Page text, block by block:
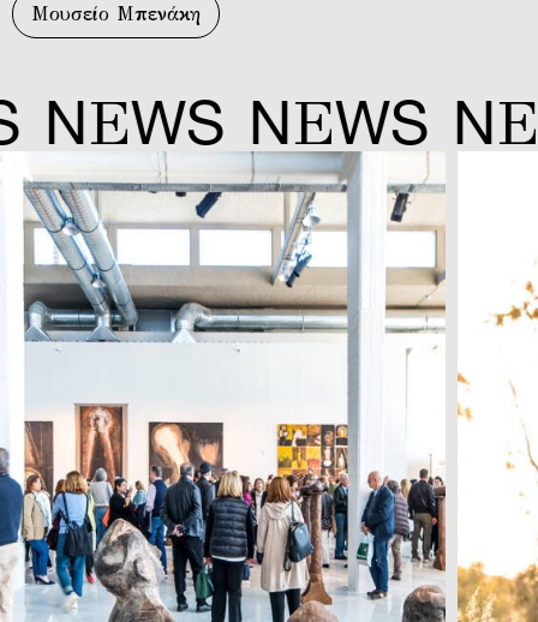
Μουσείο Μπενάκη
NEWS NEWS NE